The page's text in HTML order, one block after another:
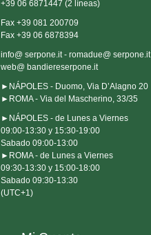
+39 06 6871447 (2 líneas)
Fax +39 081 200709
Fax +39 06 6878394
info@ serpone.it - romadue@ serpone.it
web@ bandiereserpone.it
►NÁPOLES - Duomo, Via D’Alagno 20
►ROMA - Via del Mascherino, 33/35
►NÁPOLES - de Lunes a Viernes
09:00-13:30 y 15:30-19:00
Sabado 09:00-13:00
►ROMA - de Lunes a Viernes
09:30-13:30 y 15:00-18:00
Sabado 09:30-13:30
(UTC+1)